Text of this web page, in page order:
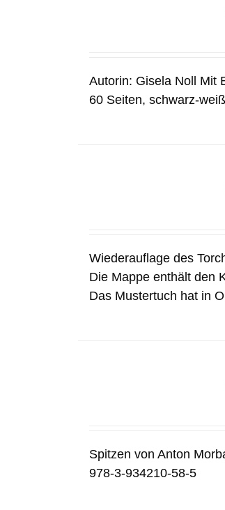
Autorin: Gisela Noll Mit
60 Seiten, schwarz-
Wiederauflage des
Die Mappe enthält den
Das Mustertuch hat in
Spitzen von Anton
978-3-934210-58-5